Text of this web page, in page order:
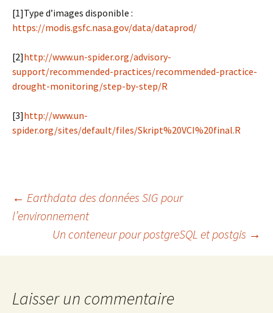
[1]Type d’images disponible :
https://modis.gsfc.nasa.gov/data/dataprod/
[2]http://www.un-spider.org/advisory-
support/recommended-practices/recommended-practice-
drought-monitoring/step-by-step/R
[3]http://www.un-
spider.org/sites/default/files/Skript%20VCI%20final.R
Navigation
← Earthdata des données SIG pour
l’environnement
Un conteneur pour postgreSQL et postgis →
Laisser un commentaire